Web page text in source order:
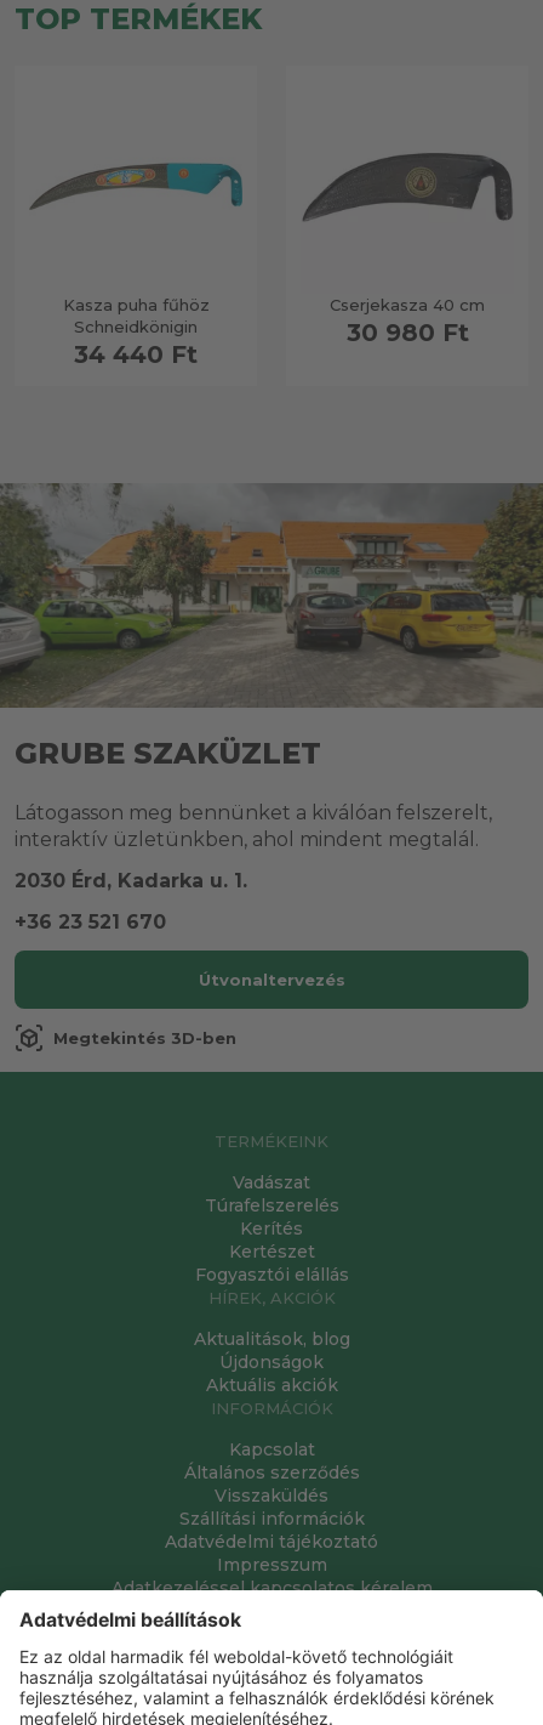
TOP TERMÉKEK
Kasza puha fűhöz
Schneidkönigin
34 440 Ft
Cserjekasza 40 cm
30 980 Ft
GRUBE SZAKÜZLET
Látogasson meg bennünket a kiválóan felszerelt,
interaktív üzletünkben, ahol mindent megtalál.
2030 Érd, Kadarka u. 1.
+36 23 521 670
Útvonaltervezés
view_in_ar Megtekintés 3D-ben
TERMÉKEINK
Vadászat
Túrafelszerelés
Kerítés
Kertészet
Fogyasztói elállás
HÍREK, AKCIÓK
Aktualitások, blog
Újdonságok
Aktuális akciók
INFORMÁCIÓK
Kapcsolat
Általános szerződés
Visszaküldés
Szállítási információk
Adatvédelmi tájékoztató
Impresszum
Adatkezeléssel kapcsolatos kérelem